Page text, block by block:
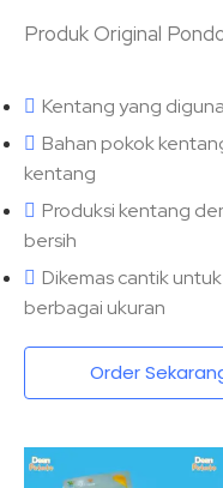
Produk Original
Kentang yang
Bahan pokok
kentang
Produksi kentang
bersih
Dikemas cantik
berbagai ukuran
Order